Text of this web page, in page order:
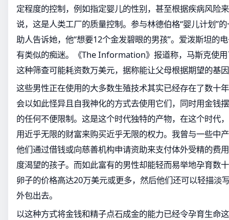
定程度的控制，例如指定婴儿的性别，甚至根据疾病风
说，这是人类工厂的质量控制。参与林德伯格“婴儿计划”
助人告诉她，他“想要12个金发碧眼的男孩”。爱泼斯坦的
有类似的痴迷。《The Information》报道称，马斯克使
这种筛查可能耗资数万美元，据称能让父母根据期望的基
这些男性正在使用的大多数生殖技术其实已经存在了数十
会以如此怪异且自我神化的方式去使用它们，同时用金钱
的任何不便限制。这是这个时代独特的产物，在这个时代
用近乎无限的财富来购买近乎无限的权力。我曾与一些中
他们通过借钱或向慈善机构申请资助来支付体外受精的费
度渴望的孩子。而如此富有的男性却能轻而易举地孕育数
卵子的价格高达20万美元或更多，然后他们还可以轻描淡
外包出去。
以这种方式将金钱和精子点石成金的能力已经令孕育生命